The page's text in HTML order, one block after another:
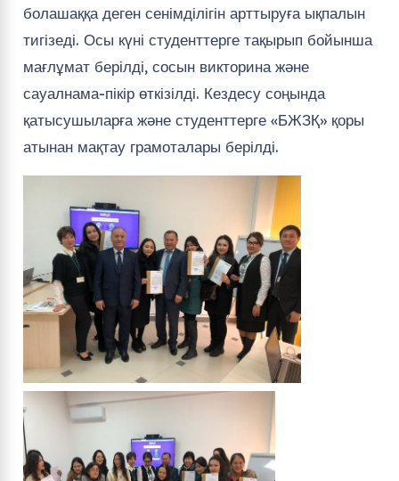
болашаққа деген сенімділігін арттыруға ықпалын
тигізеді. Осы күні студенттерге тақырып бойынша
мағлұмат берілді, сосын викторина және
сауалнама-пікір өткізілді. Кездесу соңында
қатысушыларға және студенттерге «БЖЗҚ» қоры
атынан мақтау грамоталары берілді.